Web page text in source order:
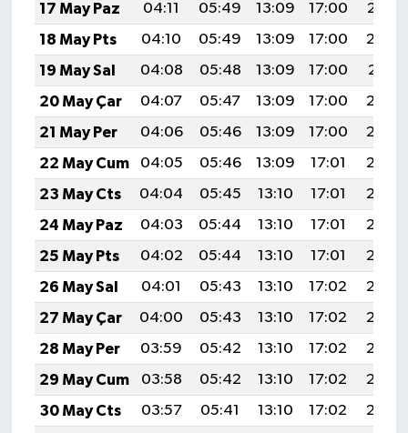
17 May Paz
04:11 05:49 13:09 17:00
20:19
18 May Pts
04:10 05:49 13:09 17:00
20:20
19 May Sal
04:08 05:48 13:09 17:00
20:21
20 May Çar
04:07 05:47 13:09 17:00
20:22
21 May Per
04:06 05:46 13:09 17:00
20:22
22 May Cum
04:05 05:46 13:09 17:01
20:23
23 May Cts
04:04 05:45 13:10 17:01
20:24
24 May Paz
04:03 05:44 13:10 17:01
20:25
25 May Pts
04:02 05:44 13:10 17:01
20:26
26 May Sal
04:01 05:43 13:10 17:02
20:26
27 May Çar
04:00 05:43 13:10 17:02
20:27
28 May Per
03:59 05:42 13:10 17:02
20:28
29 May Cum
03:58 05:42 13:10 17:02
20:29
30 May Cts
03:57 05:41 13:10 17:02
20:29